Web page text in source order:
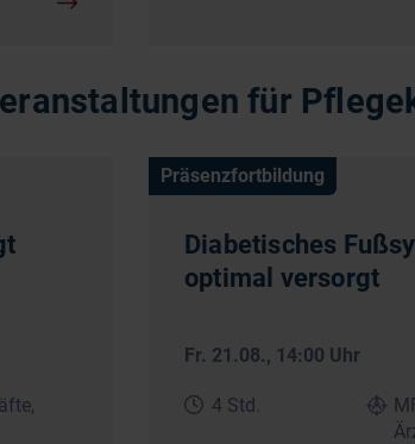
für
Präsenzfortbildung
Diabetisches
optimal versorgt
Fr. 21.08., 14:00 Uhr
4 Std.